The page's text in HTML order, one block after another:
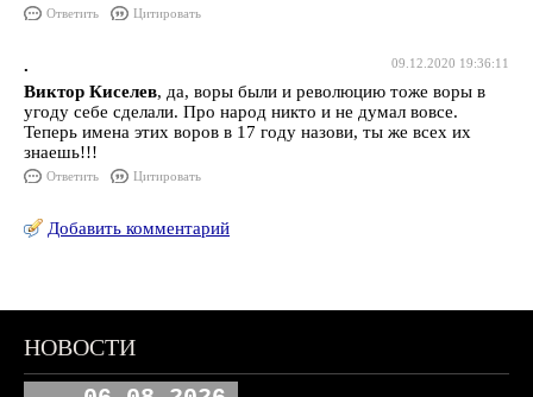
Ответить Цитировать
09.12.2020 19:36:11
.
Виктор Киселев, да, воры были и революцию тоже воры в
угоду себе сделали. Про народ никто и не думал вовсе.
Теперь имена этих воров в 17 году назови, ты же всех их
знаешь!!!
Ответить Цитировать
Добавить комментарий
НОВОСТИ